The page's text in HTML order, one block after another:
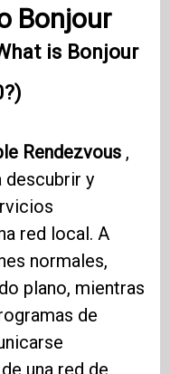
Bonjour
is Bonjour
Rendezvous ,
descubrir y
red local. A
normales,
plano, mientras
de